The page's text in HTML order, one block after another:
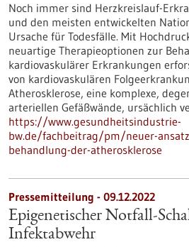
Noch immer sind Herzkreislauf-
und den meisten entwickelten
Ursache für Todesfälle. Mit
neuartige Therapieoptionen zur
kardiovaskulärer Erkrankungen
von kardiovaskulären
Atherosklerose, eine komplexe,
arteriellen Gefäßwände, ursächlich
https://www.gesundheitsindustrie-
bw.de/fachbeitrag/pm/neuer-
behandlung-der-atherosklerose
Pressemitteilung - 09.12.2022
Epigenetischer Notfall-
Infektabwehr